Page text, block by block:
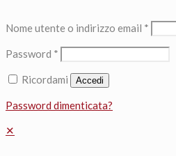
Nome utente o indirizzo email *
Password *
Ricordami Accedi
Password dimenticata?
✕